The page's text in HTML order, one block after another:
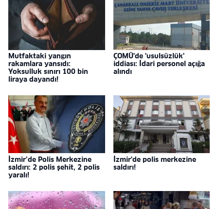
Mutfaktaki yangın
rakamlara yansıdı:
Yoksulluk sınırı 100 bin
liraya dayandı!
ÇOMÜ'de 'usulsüzlük'
iddiası: İdari personel açığa
alındı
İzmir’de Polis Merkezine
saldırı: 2 polis şehit, 2 polis
yaralı!
İzmir'de polis merkezine
saldırı!